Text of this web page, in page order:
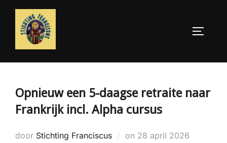
inhoud
Opnieuw een 5-daagse retraite naar
Frankrijk incl. Alpha cursus
door Stichting Franciscus on Geplaatst
28 april 2026